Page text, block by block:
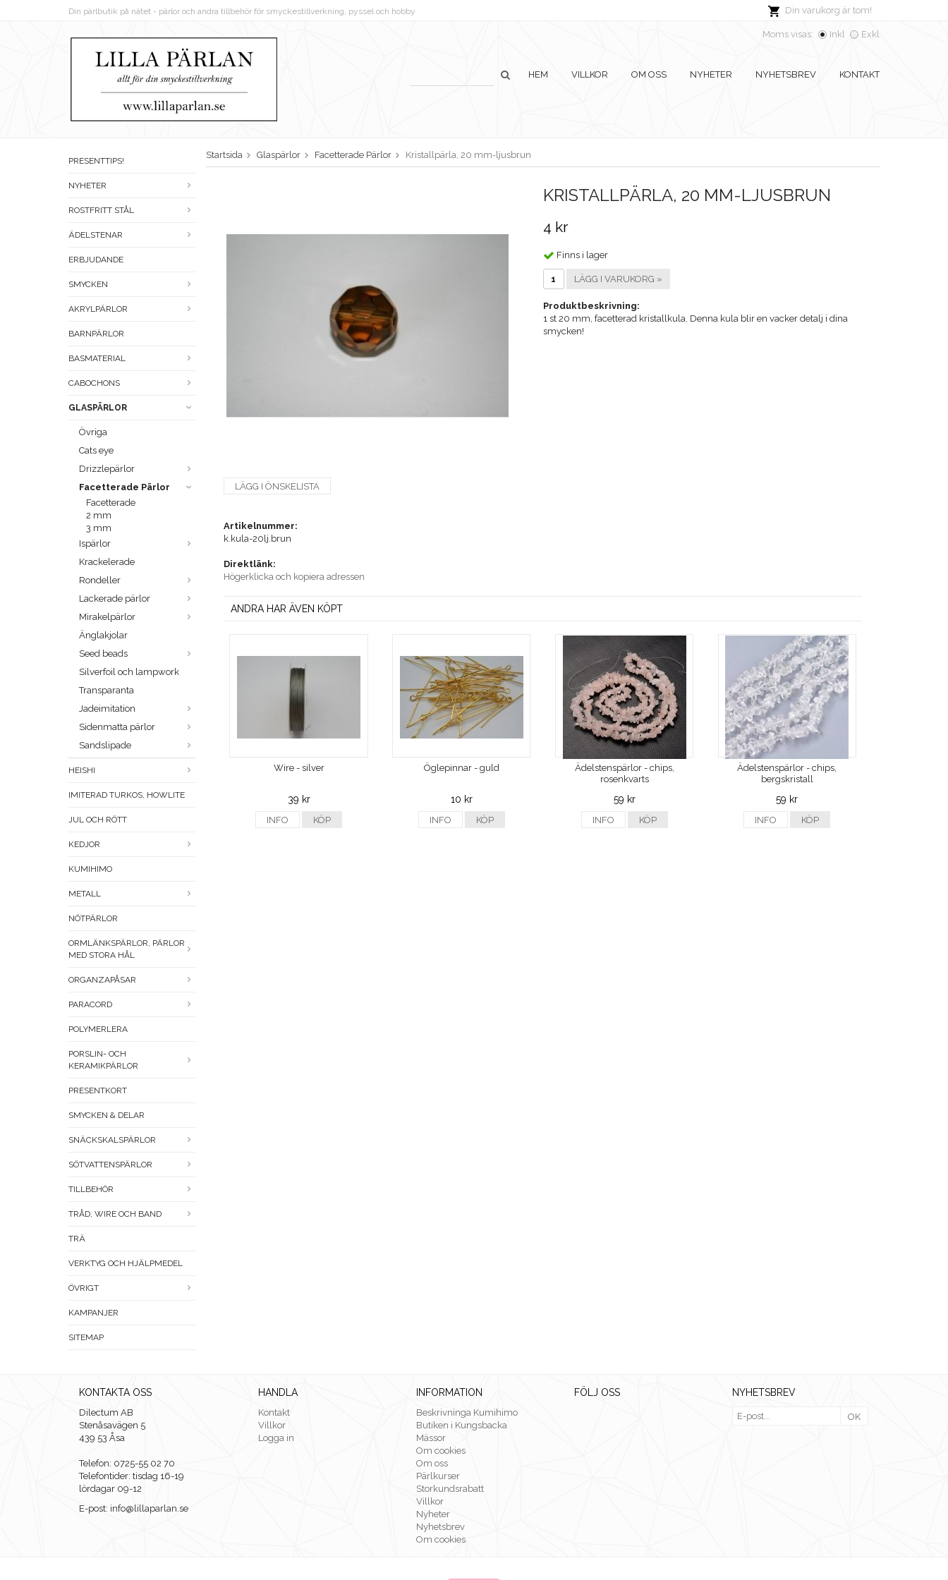
Din varukorg är tom!
Din pärlbutik på nätet - pärlor och andra tillbehör för smyckestillverkning, pyssel och hobby
Moms visas: Inkl Exkl
HEM VILLKOR OM OSS NYHETER NYHETSBREV KONTAKT
PRESENTTIPS!
NYHETER
ROSTFRITT STÅL
ÄDELSTENAR
ERBJUDANDE
SMYCKEN
AKRYLPÄRLOR
BARNPÄRLOR
BASMATERIAL
CABOCHONS
GLASPÄRLOR
Övriga
Cats eye
Drizzlepärlor
Facetterade Pärlor
Facetterade
2 mm
3 mm
Ispärlor
Krackelerade
Rondeller
Lackerade pärlor
Mirakelpärlor
Änglakjolar
Seed beads
Silverfoil och lampwork
Transparanta
Jadeimitation
Sidenmatta pärlor
Sandslipade
HEISHI
IMITERAD TURKOS, HOWLITE
JUL OCH RÖTT
KEDJOR
KUMIHIMO
METALL
NÖTPÄRLOR
ORMLÄNKSPÄRLOR, PÄRLOR
MED STORA HÅL
ORGANZAPÅSAR
PARACORD
POLYMERLERA
PORSLIN- OCH
KERAMIKPÄRLOR
PRESENTKORT
SMYCKEN & DELAR
SNÄCKSKALSPÄRLOR
SÖTVATTENSPÄRLOR
TILLBEHÖR
TRÅD, WIRE OCH BAND
TRÄ
VERKTYG OCH HJÄLPMEDEL
ÖVRIGT
KAMPANJER
SITEMAP
Startsida Glaspärlor Facetterade Pärlor Kristallpärla, 20 mm-ljusbrun
KRISTALLPÄRLA, 20 MM-LJUSBRUN
4 kr
Finns i lager
LÄGG I VARUKORG »
Produktbeskrivning:
1 st 20 mm, facetterad kristallkula. Denna kula blir en vacker detalj i dina
smycken!
LÄGG I ÖNSKELISTA
Artikelnummer:
k.kula-20lj.brun
Direktlänk:
Högerklicka och kopiera adressen
ANDRA HAR ÄVEN KÖPT
Wire - silver
39 kr
INFO KÖP
Öglepinnar - guld
10 kr
INFO KÖP
Ädelstenspärlor - chips,
rosenkvarts
59 kr
INFO KÖP
Ädelstenspärlor - chips,
bergskristall
59 kr
INFO KÖP
KONTAKTA OSS
Dilectum AB
Stenåsavägen 5
439 53 Åsa
Telefon: 0725-55 02 70
Telefontider: tisdag 16-19
lördagar 09-12
E-post: info@lillaparlan.se
HANDLA
Kontakt
Villkor
Logga in
INFORMATION
Beskrivninga Kumihimo
Butiken i Kungsbacka
Mässor
Om cookies
Om oss
Pärlkurser
Storkundsrabatt
Villkor
Nyheter
Nyhetsbrev
Om cookies
FÖLJ OSS NYHETSBREV
OK